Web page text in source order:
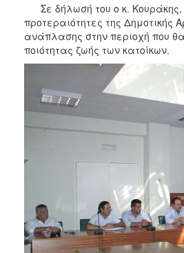
Σε δήλωσή του ο κ. Κουράκης,
προτεραιότητες της Δημοτικής
ανάπλασης στην περιοχή που
ποιότητας ζωής των κατοίκων.